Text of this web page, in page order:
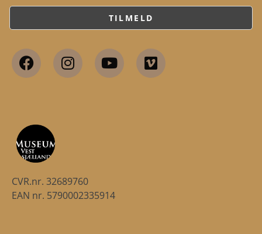
CVR.nr. 32689760
EAN nr. 5790002335914